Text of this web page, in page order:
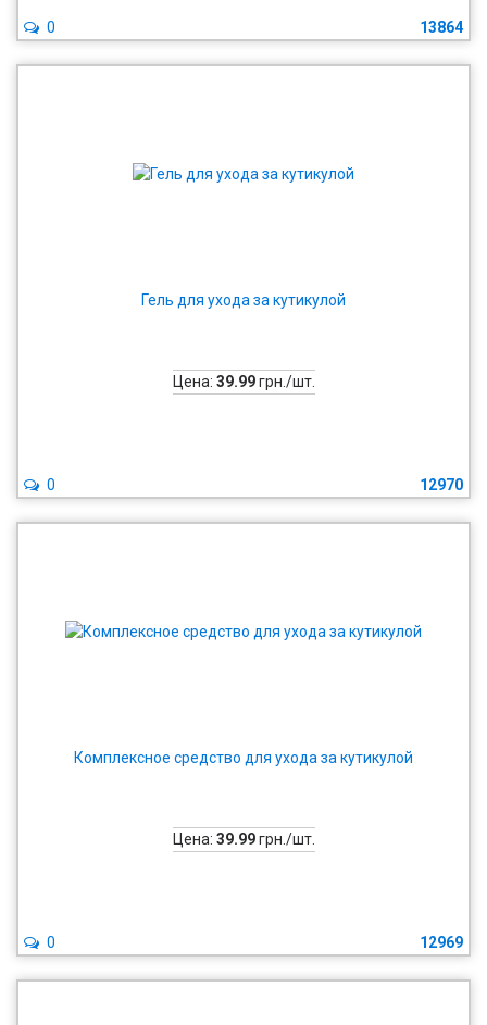
13864
0
Гель для ухода за кутикулой
Цена: 39.99грн./шт.
12970
0
Комплексное средство для ухода за кутикулой
Цена: 39.99грн./шт.
12969
0